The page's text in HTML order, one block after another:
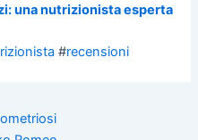
una nutrizionista esperta
#recensioni